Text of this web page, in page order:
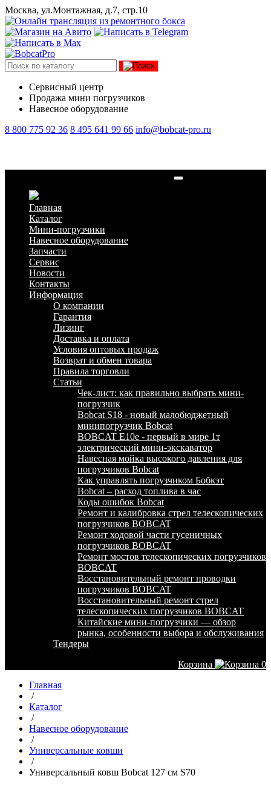
Москва, ул.Монтажная, д.7, стр.10
Сервисный центр
Продажа мини погрузчиков
Навесное оборудование
8 800 775 92 36 8 495 641 99 66 info@bobcat-pro.ru
Главная
Каталог
Мини-погрузчики
Навесное оборудование
Запчасти
Сервис
Новости
Контакты
Информация
О компании
Гарантия
Лизинг
Доставка и оплата
Условия оптовых продаж
Возврат и обмен товара
Правила торговли
Статьи
Чек-лист: как правильно выбрать мини-
погрузчик
Bobcat S18 - новый малобюджетный
минипогрузчик Bobcat
BOBCAT E10e - первый в мире 1т
электрический мини-экскаватор
Навесная мойка высокого давления для
погрузчиков Bobcat
Как управлять погрузчиком Бобкэт
Bobcat – расход топлива в час
Коды ошибок Bobcat
Ремонт и калибровка стрел телескопических
погрузчиков BOBCAT
Ремонт ходовой части гусеничных
погрузчиков BOBCAT
Ремонт мостов телескопических погрузчиков
BOBCAT
Восстановительный ремонт проводки
погрузчиков BOBCAT
Восстановительный ремонт стрел
телескопических погрузчиков BOBCAT
Китайские мини-погрузчики — обзор
рынка, особенности выбора и обслуживания
Тендеры
Корзина
0
Главная
/
Каталог
/
Навесное оборудование
/
Универсальные ковши
/
Универсальный ковш Bobcat 127 см S70